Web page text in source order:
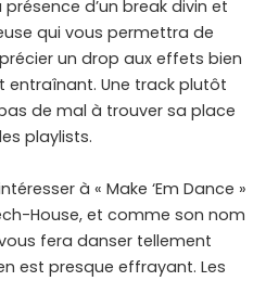
d’un break divin et
qui vous permettra de
un drop aux effets bien
Une track plutôt
de mal à trouver sa place
playlists.
à « Make ‘Em Dance »
House, et comme son nom
fera danser tellement
est presque effrayant. Les